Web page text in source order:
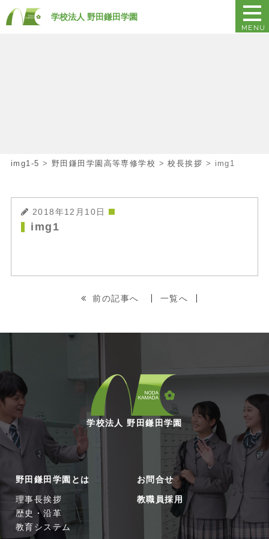
学校法人 野田鎌田学園
MENU
img1-5 > 野田鎌田学園高等専修学校 >校長挨拶 > img1
2018年12月10日
img1
前の記事へ 一覧へ
学校法人 野田鎌田学園
野田鎌田学園とは
理事長挨拶
歴史・沿革
教育システム
お問合せ
教職員採用